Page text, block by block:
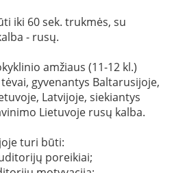
iki 60 sek. trukmės, su
- rusų.
amžiaus (11-12 kl.)
gyvenantys Baltarusijoje,
Latvijoje, siekiantys
Lietuvoje rusų kalba.
turi būti:
poreikiai;